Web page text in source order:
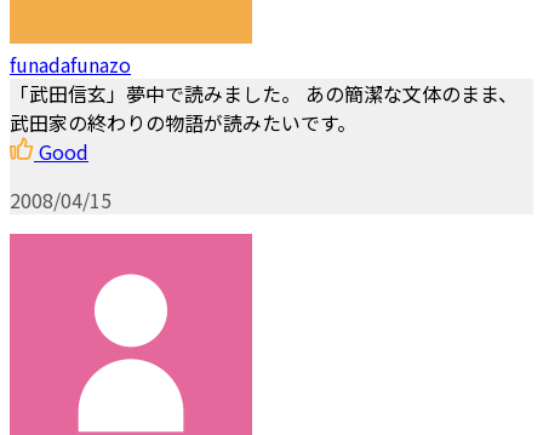
funadafunazo
「武田信玄」夢中で読みました。 あの簡潔な文体のまま、
武田家の終わりの物語が読みたいです。
Good
2008/04/15